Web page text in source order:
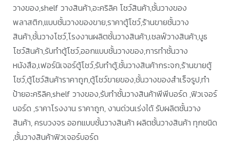
วางของ,shelf วางสินค้า,อะคริลิค โชว์สินค้า,ชั้นวางของ
พลาสติก,แบบชั้นวางของขาย,ราคาตู้โชว์,ร้านขายชั้นวาง
สินค้า,ชั้นวางโชว์,โรงงานผลิตชั้นวางสินค้า,เชลฟ์วางสินค้า,บูธ
โชว์สินค้า,รับทำตู้โชว์,ออกแบบชั้นวางของ,การทำชั้นวาง
หนังสือ,เฟอร์นิเจอร์ตู้โชว์,รับทำตู้,ชั้นวางสินค้ากระจก,ร้านขายตู้
โชว์,ตู้โชว์สินค้าราคาถูก,ตู้โชว์ขายของ,ชั้นวางของสำเร็จรูป,ทำ
ป้ายอะคริลิค,shelf วางของ,รับทำชั้นวางสินค้าพีพีบอร์ด ,ฟิวเจอร์
บอร์ด ,ราคาโรงงาน ราคาถูก, งานด่วนเร่งได้ รับผลิตชั้นวาง
สินค้า, ครบวงจร ออกแบบชั้นวางสินค้า ผลิตชั้นวางสินค้า ทุกชนิด
,ชั้นวางสินค้าฟิวเจอร์บอร์ด